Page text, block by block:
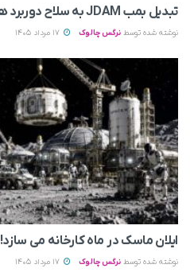
تبدیل بمب JDAM به سلاح دوربرد هدایت پذیر با موتور جت
نوشته شده توسط نرگس چالوک
ایلان ماسک در ماه کارخانه می سازد!
نوشته شده توسط نرگس چالوک